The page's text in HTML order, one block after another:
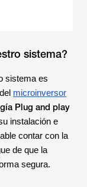
sistema?
sistema es
microinversor
Plug and play
instalación e
contar con la
de que la
segura.